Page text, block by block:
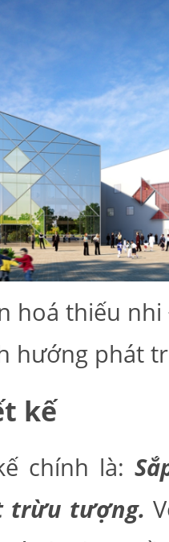
hoá thiếu
hướng phát
kế
chính là:
trừu tượng.